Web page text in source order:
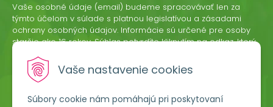
Vaše nastavenie cookies
Súbory cookie nám pomáhajú pri poskytovaní
Vaše osobné údaje (email) budeme spracovávať len za
týmto účelom v súlade s platnou legislatívou a zásadami
ochrany osobných údajov. Informácie sú určené pre osoby
staršie ako 16 rokov. Súhlas potvrdíte kliknutím na odkaz, ktorý
odvolať písomne, emailom alebo kliknutím na odkaz z
ktoréhokoľvek informačného emailu.